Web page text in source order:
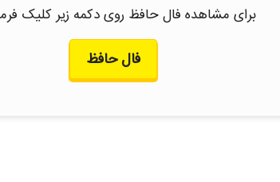
برای مشاهده فال حافظ روی دکمه زیر کلیک
فال حافظ